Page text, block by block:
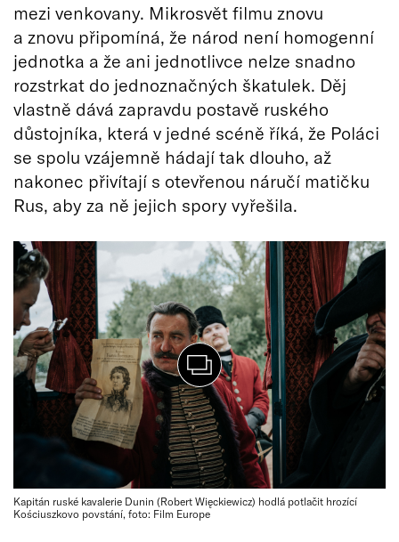
mezi venkovany. Mikrosvět filmu znovu
a znovu připomíná, že národ není homogenní
jednotka a že ani jednotlivce nelze snadno
rozstrkat do jednoznačných škatulek. Děj
vlastně dává zapravdu postavě ruského
důstojníka, která v jedné scéně říká, že Poláci
se spolu vzájemně hádají tak dlouho, až
nakonec přivítají s otevřenou náručí matičku
Rus, aby za ně jejich spory vyřešila.
Kapitán ruské kavalerie Dunin (Robert Więckiewicz) hodlá potlačit hrozící
Kościuszkovo povstání, foto: Film Europe